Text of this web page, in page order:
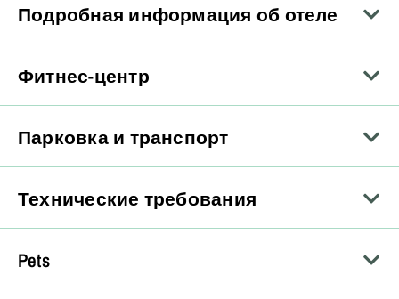
Подробная информация об отеле
Фитнес-центр
Парковка и транспорт
Технические требования
Pets